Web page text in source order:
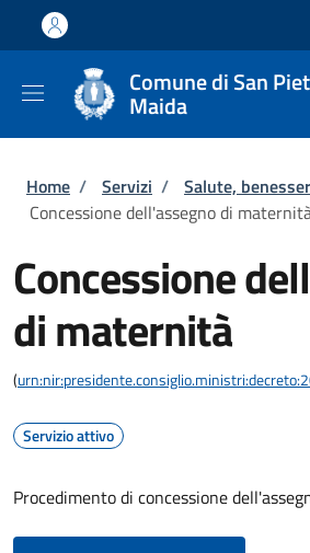
Salta al contenuto principale
Skip to footer content
Comune di San
Maida
Briciole di pane
Home / Servizi / Salute,
Concessione dell'assegno di
Concessione
di maternità
(
Servizio attivo
Procedimento di concessione